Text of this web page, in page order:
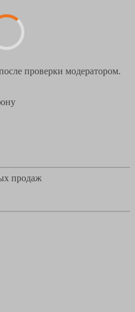
проверки модератором.
продаж